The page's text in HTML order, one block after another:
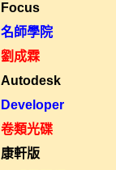
Focus
名師學院
劉成霖
Autodesk
Developer
卷類光碟
康軒版